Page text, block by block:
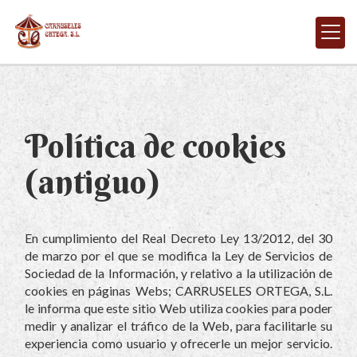
Política de cookies
(antiguo)
En cumplimiento del Real Decreto Ley 13/2012, del 30
de marzo por el que se modifica la Ley de Servicios de
Sociedad de la Información, y relativo a la utilización de
cookies en páginas Webs; CARRUSELES ORTEGA, S.L.
le informa que este sitio Web utiliza cookies para poder
medir y analizar el tráfico de la Web, para facilitarle su
experiencia como usuario y ofrecerle un mejor servicio.